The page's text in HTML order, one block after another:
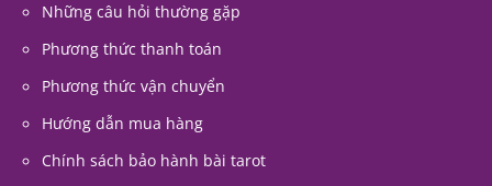
Những câu hỏi thường gặp
Phương thức thanh toán
Phương thức vận chuyển
Hướng dẫn mua hàng
Chính sách bảo hành bài tarot